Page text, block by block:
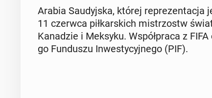
Arabia Sau­dyj­ska, której re­pre­zen­ta­cja
11 czerwca pił­kar­skich mi­strzostw
Ka­na­dzie i Meksyku. Współ­pra­ca z
go Fun­du­szu In­we­sty­cyj­ne­go (PIF).